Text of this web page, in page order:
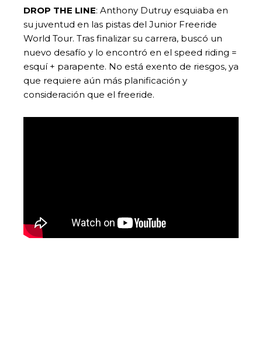
DROP THE LINE: Anthony Dutruy esquiaba en
su juventud en las pistas del Junior Freeride
World Tour. Tras finalizar su carrera, buscó un
nuevo desafío y lo encontró en el speed riding =
esquí + parapente. No está exento de riesgos, ya
que requiere aún más planificación y
consideración que el freeride.